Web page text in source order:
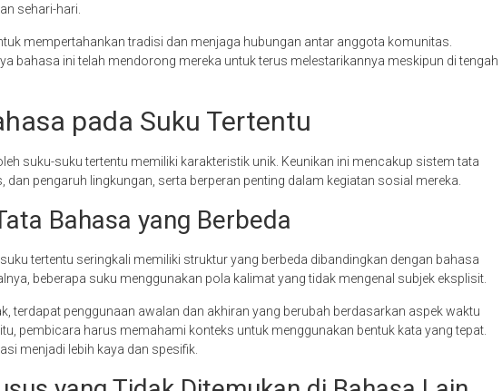
sehari-hari.
mempertahankan tradisi dan menjaga hubungan antar anggota komunitas.
bahasa ini telah mendorong mereka untuk terus melestarikannya meskipun di tengah
pada Suku Tertentu
suku-suku tertentu memiliki karakteristik unik. Keunikan ini mencakup sistem tata
pengaruh lingkungan, serta berperan penting dalam kegiatan sosial mereka.
Bahasa yang Berbeda
tertentu seringkali memiliki struktur yang berbeda dibandingkan dengan bahasa
beberapa suku menggunakan pola kalimat yang tidak mengenal subjek eksplisit.
terdapat penggunaan awalan dan akhiran yang berubah berdasarkan aspek waktu
pembicara harus memahami konteks untuk menggunakan bentuk kata yang tepat.
menjadi lebih kaya dan spesifik.